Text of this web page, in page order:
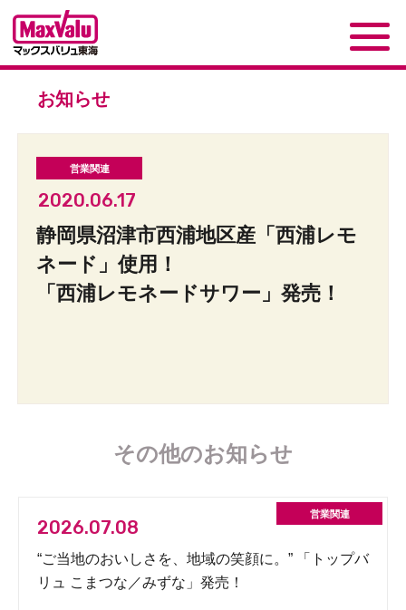
お知らせ
2020.06.17
静岡県沼津市西浦地区産「西浦レモ
ネード」使用！
「西浦レモネードサワー」発売！
その他のお知らせ
2026.07.08
“ご当地のおいしさを、地域の笑顔に。” 「トップバ
リュ こまつな／みずな」発売！